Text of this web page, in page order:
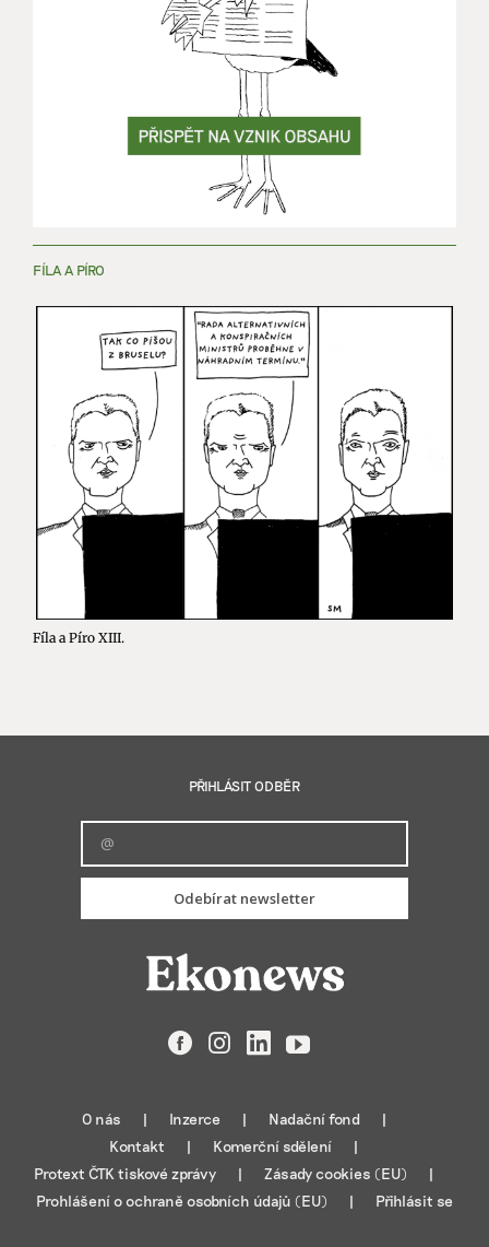
FÍLA A PÍRO
Fíla a Píro XIII.
PŘIHLÁSIT ODBĚR
Odebírat newsletter
FacebookInstagramLinkedIn
YouTube
O nás Inzerce
Nadační fond
Kontakt
Komerční sdělení
Protext ČTK tiskové zprávy
Zásady cookies (EU)
Prohlášení o ochraně osobních údajů (EU)
Přihlásit se